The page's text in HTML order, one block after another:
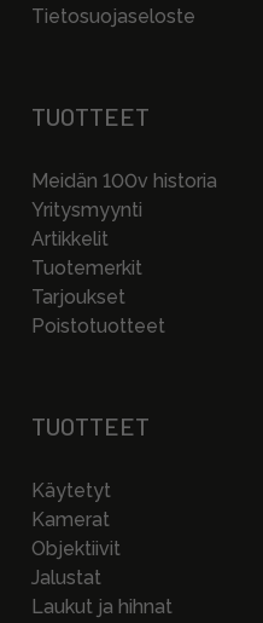
Tietosuojaseloste
TUOTTEET
Meidän 100v historia
Yritysmyynti
Artikkelit
Tuotemerkit
Tarjoukset
Poistotuotteet
TUOTTEET
Käytetyt
Kamerat
Objektiivit
Jalustat
Laukut ja hihnat